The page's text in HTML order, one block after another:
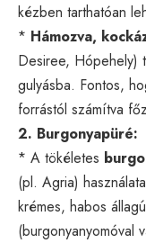
kézben tarthatóan
* Hámozva,
Desiree, Hópehely)
gulyásba. Fontos,
forrástól számítva
2. Burgonyapüré:
* A tökéletes
(pl. Agria)
krémes, habos
(burgonyanyomóval